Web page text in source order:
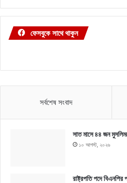
ফেসবুকে সাথে থাকুন
সর্বশেষ সংবাদ
সাত মাসে ৪৪ জন
১০ আগস্ট, ২০২৬
রাষ্ট্রপতি পদে বিএনপির